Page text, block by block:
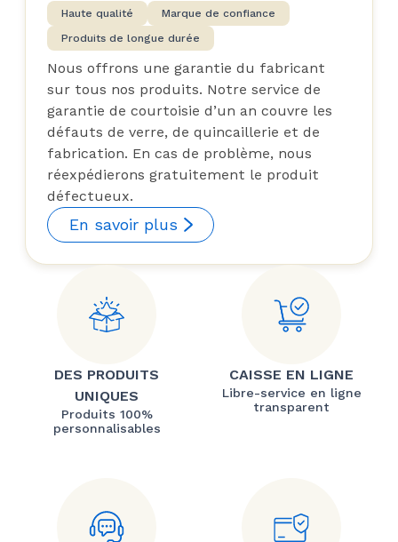
Haute qualité
Marque de confiance
Produits de longue durée
Nous offrons une garantie du fabricant
sur tous nos produits. Notre service de
garantie de courtoisie d’un an couvre les
défauts de verre, de quincaillerie et de
fabrication. En cas de problème, nous
réexpédierons gratuitement le produit
défectueux.
En savoir plus
DES PRODUITS
UNIQUES
Produits 100%
personnalisables
CAISSE EN LIGNE
Libre-service en ligne
transparent